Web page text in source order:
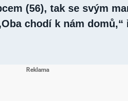
(56), tak se svým
chodí k nám domů,“